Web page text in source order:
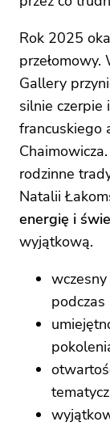
Rok 2025
przełomowy.
Gallery
silnie czerpie
francuskiego
rodzinne
Natalii
energię i
wyjątkową.